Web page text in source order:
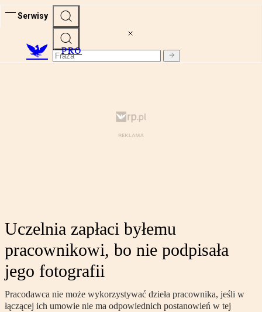
Serwisy
PRO
Uczelnia zapłaci byłemu
pracownikowi, bo nie podpisała
jego fotografii
Pracodawca nie może wykorzystywać dzieła pracownika, jeśli w
łączącej ich umowie nie ma odpowiednich postanowień w tej